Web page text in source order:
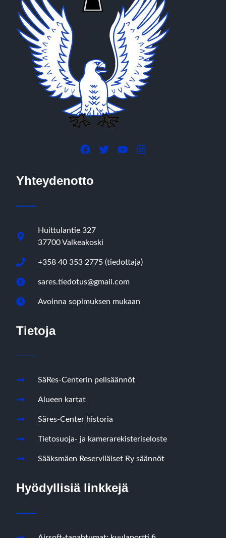
Yhteydenotto
Huittulantie 327
37700 Valkeakoski
+358 40 353 2775 (tiedottaja)
sares.tiedotus@gmail.com
Avoinna sopimuksen mukaan
Tietoja
SäRes-Centerin pelisäännöt
Alueen kartat
Säres-Center historia
Tietosuoja- ja kamerarekisteriseloste
Sääksmäen Reserviläiset Ry säännöt
Hyödyllisiä linkkejä